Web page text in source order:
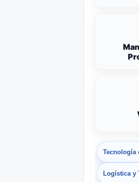
Tecnología
Logística y